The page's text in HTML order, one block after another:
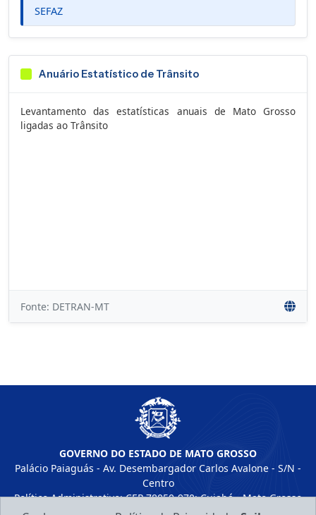
SEFAZ
Anuário Estatístico de Trânsito
Levantamento das estatísticas anuais de Mato Grosso
ligadas ao Trânsito
Fonte: DETRAN-MT
GOVERNO DO ESTADO DE MATO GROSSO
Palácio Paiaguás - Av. Desembargador Carlos Avalone - S/N -
Centro
Político Administrativo; CEP 78050-970; Cuiabá - Mato Grosso